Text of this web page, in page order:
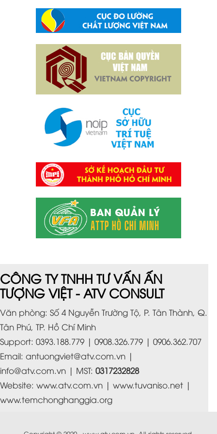
CÔNG TY TNHH TƯ VẤN ẤN
TƯỢNG VIỆT - ATV CONSULT
Văn phòng: Số 4 Nguyễn Trường Tộ, P. Tân Thành, Q.
Tân Phú, TP. Hồ Chí Minh
Support: 0393.188.779 | 0908.326.779 | 0906.362.707
Email: antuongviet@atv.com.vn |
info@atv.com.vn | MST: 0317232828
Website: www.atv.com.vn | www.tuvaniso.net |
www.temchonghanggia.org